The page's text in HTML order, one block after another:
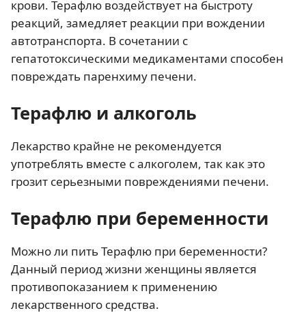
крови. Терафлю воздействует на быстроту
реакций, замедляет реакции при вождении
автотранспорта. В сочетании с
гепатотоксическими медикаментами способен
повреждать паренхиму печени.
Терафлю и алкоголь
Лекарство крайне не рекомендуется
употреблять вместе с алкоголем, так как это
грозит серьезными повреждениями печени.
Терафлю при беременности
Можно ли пить Терафлю при беременности?
Данный период жизни женщины является
противопоказанием к применению
лекарственного средства.